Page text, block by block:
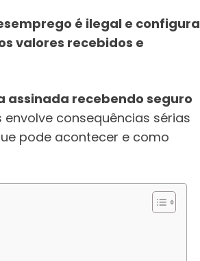
é ilegal e configura
valores recebidos e
recebendo seguro
consequências sérias
pode acontecer e como